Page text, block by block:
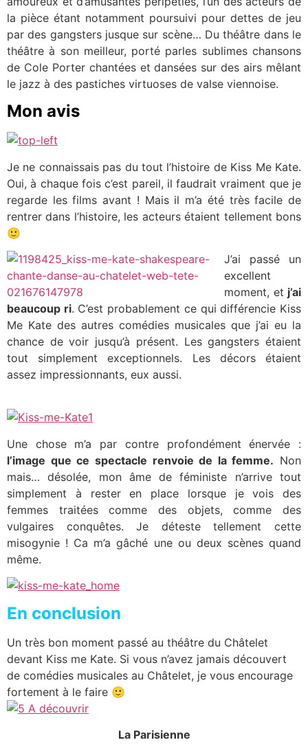
la pièce étant notamment poursuivi pour dettes de jeu
par des gangsters jusque sur scène… Du théâtre dans le
théâtre à son meilleur, porté parles sublimes chansons
de Cole Porter chantées et dansées sur des airs mêlant
le jazz à des pastiches virtuoses de valse viennoise.
Mon avis
Je ne connaissais pas du tout l’histoire de Kiss Me Kate.
Oui, à chaque fois c’est pareil, il faudrait vraiment que je
regarde les films avant ! Mais il m’a été très facile de
rentrer dans l’histoire, les acteurs étaient tellement bons
🙂
J’ai passé un
excellent
moment, et j’ai
beaucoup ri. C’est probablement ce qui différencie Kiss
Me Kate des autres comédies musicales que j’ai eu la
chance de voir jusqu’à présent. Les gangsters étaient
tout simplement exceptionnels. Les décors étaient
assez impressionnants, eux aussi.
Une chose m’a par contre profondément énervée :
l’image que ce spectacle renvoie de la femme. Non
mais… désolée, mon âme de féministe n’arrive tout
simplement à rester en place lorsque je vois des
femmes traitées comme des objets, comme des
vulgaires conquêtes. Je déteste tellement cette
misogynie ! Ca m’a gâché une ou deux scènes quand
même.
En conclusion
Un très bon moment passé au théâtre du Châtelet
devant Kiss me Kate. Si vous n’avez jamais découvert
de comédies musicales au Châtelet, je vous encourage
fortement à le faire 🙂
La Parisienne